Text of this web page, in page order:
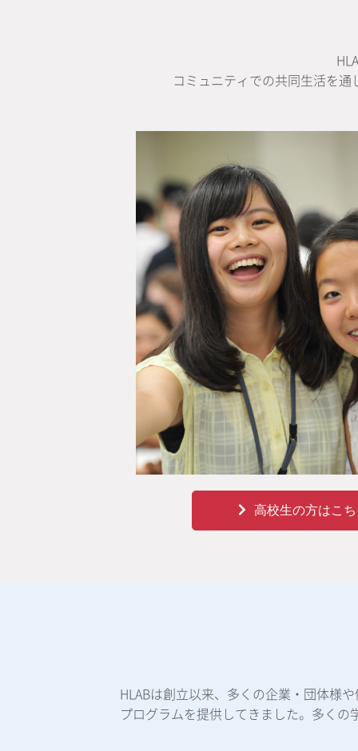
コミュニティでの共同生活を
高校生の方はこ
HLABは創立以来、多くの企業・団体様
プログラムを提供してきました。多く